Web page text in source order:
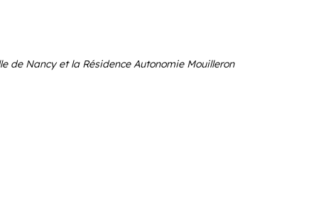
de Nancy et la Résidence Autonomie Mouilleron